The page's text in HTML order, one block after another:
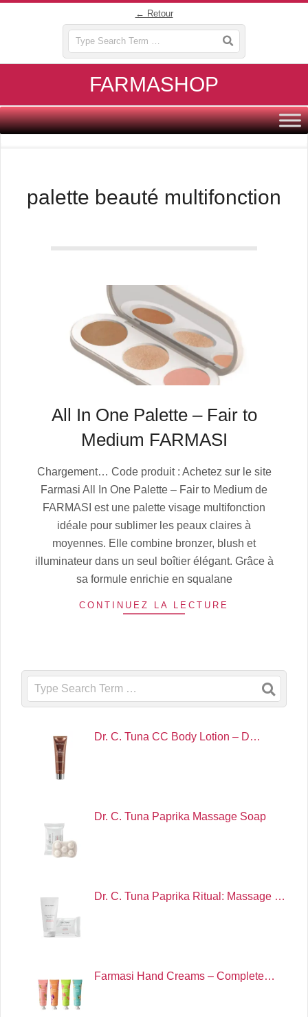
← Retour
FARMASHOP
Primary
Navigation
palette beauté multifonction
All In One Palette – Fair to
Medium FARMASI
07-
04
Chargement… Code produit : Achetez sur le site
Farmasi All In One Palette – Fair to Medium de
FARMASI est une palette visage multifonction
idéale pour sublimer les peaux claires à
moyennes. Elle combine bronzer, blush et
illuminateur dans un seul boîtier élégant. Grâce à
sa formule enrichie en squalane
CONTINUEZ LA LECTURE
Search
Dr. C. Tuna CC Body Lotion – D…
Dr. C. Tuna Paprika Massage Soap
Dr. C. Tuna Paprika Ritual: Massage …
Farmasi Hand Creams – Complete…